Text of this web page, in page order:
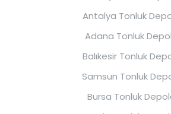
Antalya Tonluk
Adana Tonluk
Balıkesir Tonluk
Samsun Tonluk
Bursa Tonluk